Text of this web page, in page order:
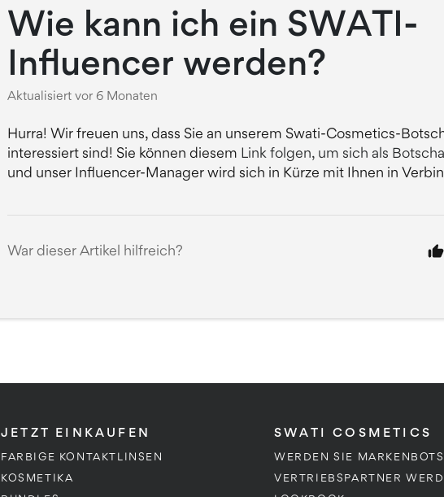
Wie kann ich ein SWATI-
Influencer werden?
Aktualisiert vor 6 Monaten
Hurra! Wir freuen uns, dass Sie an unserem Swati-Cosmetics-
interessiert sind! Sie können diesem Link folgen, um sich als
und unser Influencer-Manager wird sich in Kürze mit Ihnen in
War dieser Artikel hilfreich?
JETZT EINKAUFEN
FARBIGE KONTAKTLINSEN
KOSMETIKA
SWATI COSMETICS
WERDEN SIE
VERTRIEBSPARTNER